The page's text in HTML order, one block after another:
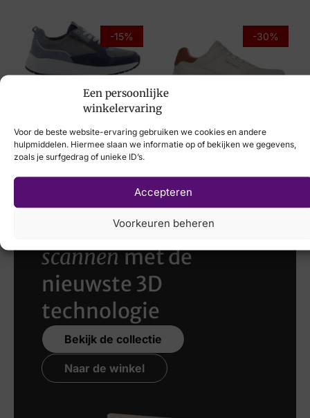
Een persoonlijke
winkelervaring
Voor de beste website-ervaring gebruiken we cookies en andere
hulpmiddelen. Hiermee slaan we informatie op of bekijken we gegevens,
zoals je surfgedrag of unieke ID’s.
Accepteren
Voorkeuren beheren
Merk
Panama Jack
Artikelnummer
Gael C23
-15%
109,95
-30%
€99,95€69,95
Laat uw voeten
scannenmet de
nieuwste 3D
technologie
Bekijk de collectie
Naar de winkel